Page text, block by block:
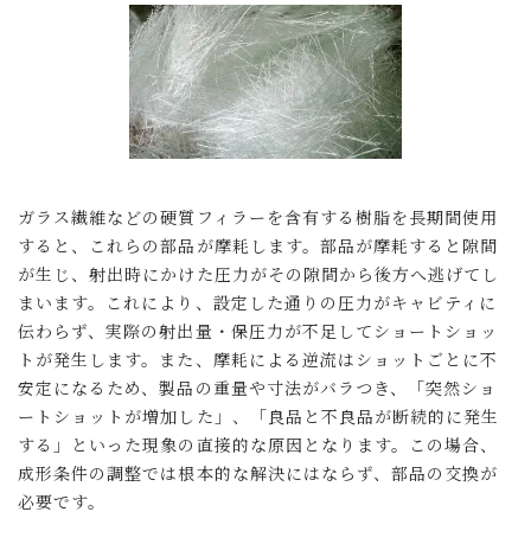
ガラス繊維などの硬質フィラーを含有する樹脂を長期間使用
すると、これらの部品が摩耗します。部品が摩耗すると隙間
が生じ、射出時にかけた圧力がその隙間から後方へ逃げてし
まいます。これにより、設定した通りの圧力がキャビティに
伝わらず、実際の射出量・保圧力が不足してショートショッ
トが発生します。また、摩耗による逆流はショットごとに不
安定になるため、製品の重量や寸法がバラつき、「突然ショ
ートショットが増加した」、「良品と不良品が断続的に発生
する」といった現象の直接的な原因となります。この場合、
成形条件の調整では根本的な解決にはならず、部品の交換が
必要です。